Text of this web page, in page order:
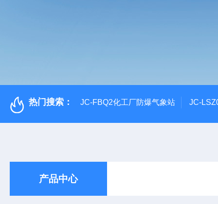
热门搜索： JC-FBQ2化工厂防爆气象站 JC-
产品中心